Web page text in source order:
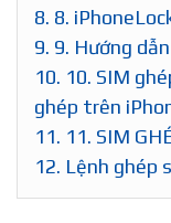
8. 8.
9. 9. Hướng
10. 10. SIM
ghép trên
11. 11. SIM
12. Lệnh ghép